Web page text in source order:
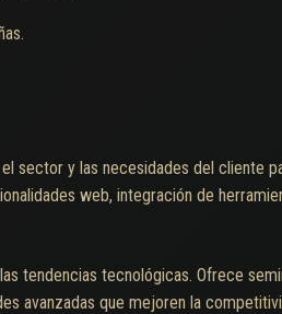
sector y las necesidades del cliente
web, integración de
tendencias tecnológicas. Ofrece
avanzadas que mejoren la